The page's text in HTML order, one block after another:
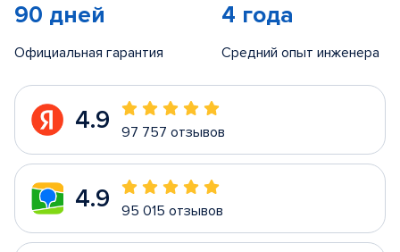
90 дней
Официальная гарантия
4 года
Средний опыт инженера
4.9 97 757 отзывов
4.9 95 015 отзывов